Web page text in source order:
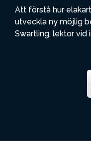
Att förstå hur
utveckla ny möjlig
Swartling, lektor vid
inställt på att med
utveckla en möjlig